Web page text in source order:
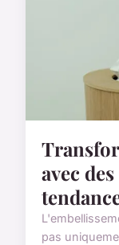
avec
pas